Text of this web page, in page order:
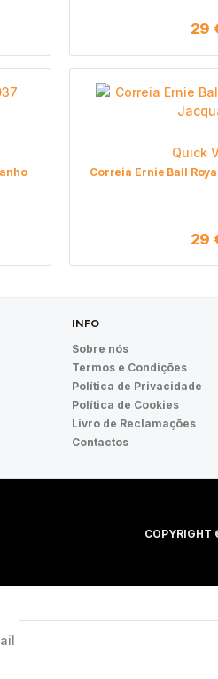
29
Quick
Correia Ernie Ball
29
INFO
Sobre nós
Termos e Condições
Política de Privacidade
Política de Cookies
Livro de Reclamações
Contactos
COPYRIGHT